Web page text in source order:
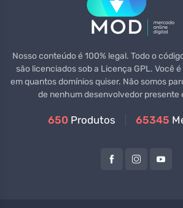
Nosso conteúdo é 100% legal. Todo o
são licenciados sob a Licença GPL. Você
em quantos domínios quiser. Não somos
de nenhum desenvolvedor presente
650 Produtos 65345